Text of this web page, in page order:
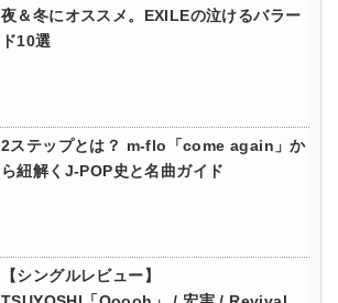
夜＆冬にオススメ。EXILEの泣けるバラー
ド10選
2ステップとは？ m-flo「come again」か
ら紐解くJ-POP史と名曲ガイド
【シングルレビュー】